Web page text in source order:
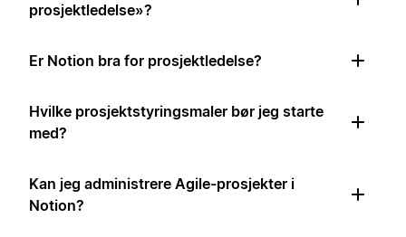
prosjektledelse»?
Er Notion bra for prosjektledelse?
Hvilke prosjektstyringsmaler bør jeg starte
med?
Kan jeg administrere Agile-prosjekter i
Notion?